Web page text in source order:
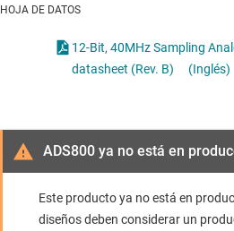
HOJA DE DATOS
12-Bit, 40MHz Sampling
datasheet (Rev. B)
(Inglés)
ADS800 ya no está en
Este producto ya no está en
diseños deben considerar un